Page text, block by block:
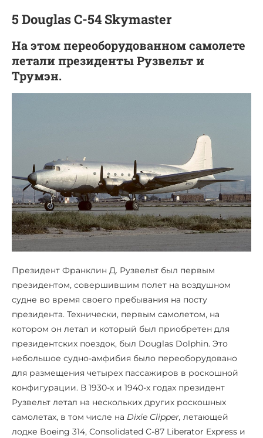
5 Douglas C-54 Skymaster
На этом переоборудованном самолете
летали президенты Рузвельт и
Трумэн.
Президент Франклин Д. Рузвельт был первым
президентом, совершившим полет на воздушном
судне во время своего пребывания на посту
президента. Технически, первым самолетом, на
котором он летал и который был приобретен для
президентских поездок, был Douglas Dolphin. Это
небольшое судно-амфибия было переоборудовано
для размещения четырех пассажиров в роскошной
конфигурации. В 1930-х и 1940-х годах президент
Рузвельт летал на нескольких других роскошных
самолетах, в том числе на Dixie Clipper, летающей
лодке Boeing 314, Consolidated C-87 Liberator Express и